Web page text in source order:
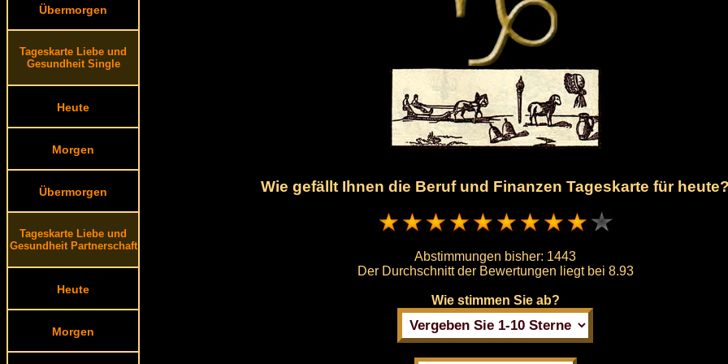
Übermorgen
Tageskarte Liebe und
Gesundheit Single
Heute
Morgen
Übermorgen
Tageskarte Liebe und
Gesundheit Partnerschaft
Heute
Morgen
Wie gefällt Ihnen die Beruf und Finanzen Tageskarte für
Abstimmungen bisher: 1443
Der Durchschnitt der Bewertungen liegt bei 8.93
Wie stimmen Sie ab?